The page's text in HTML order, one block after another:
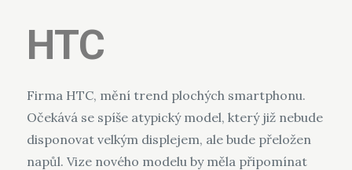
HTC
Firma HTC, mění trend plochých smartphonu.
Očekává se spíše atypický model, který již nebude
disponovat velkým displejem, ale bude přeložen
napůl. Vize nového modelu by měla připomínat